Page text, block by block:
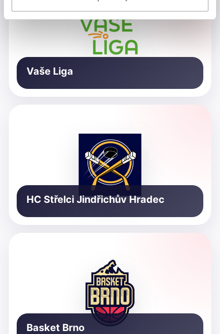
Vaše Liga
HC Střelci Jindřichův Hradec
Basket Brno